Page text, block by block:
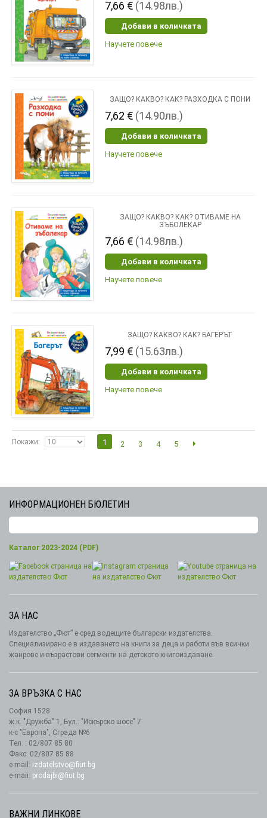
7,66 € (14.98лв.)
Добави в количката
Научете повече
ЗАЩО? КАКВО? КАК? РАЗХОДКА С ПОНИ
7,62 € (14.90лв.)
Добави в количката
Научете повече
ЗАЩО? КАКВО? КАК? ОТИВАМЕ НА
ЗЪБОЛЕКАР
7,66 € (14.98лв.)
Добави в количката
Научете повече
ЗАЩО? КАКВО? КАК? БАГЕРЪТ
7,99 € (15.63лв.)
Добави в количката
Научете повече
Покажи 1 2 3 4 5
ИНФОРМАЦИОНЕН БЮЛЕТИН
Каталог 2023-2024 (PDF)
ЗА НАС
Издателство „Фют” е сред водещите български издателства.
Специализирано е в издаването на книги за деца и работи във всички
жанрове и възрастови сегменти на детското книгоиздаване.
ЗА ВРЪЗКА С НАС
София 1528
ж.к. "Дружба" 1, Бул.: "Искърско шосе" 7
к-с "Европа", Сграда №6
Тел. : 02/807 85 80
Факс: 02/807 85 88
e-mail: izdatelstvo@fiut.bg
e-maii: prodajbi@fiut.bg
ВАЖНИ ЛИНКОВЕ